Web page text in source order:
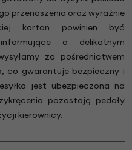
przenoszenia oraz wyraźnie
karton powinien być
o delikatnym
za pośrednictwem
co gwarantuje bezpieczny i
jest ubezpieczona na
pozostają pedały
kierownicy.